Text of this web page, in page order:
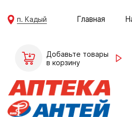
п. Кадый Главная
Добавьте товары
в корзину